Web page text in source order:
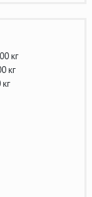
кг
кг